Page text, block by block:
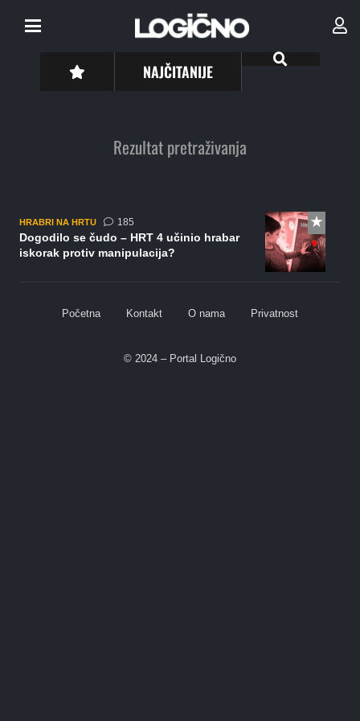
NAJČITANIJE
Rezultat pretraživanja
HRABRI NA HRTU 185komentara
Dogodilo se čudo – HRT 4 učinio hrabar
iskorak protiv manipulacija?
Početna Kontakt O nama Privatnost
© 2024 – Portal Logično